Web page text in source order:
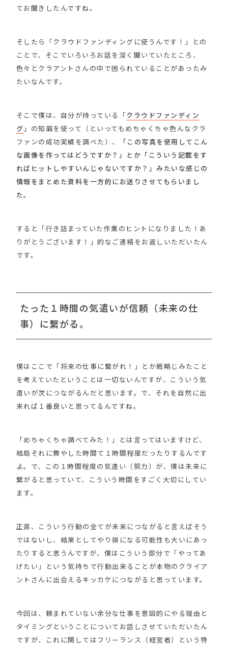
てお聞きしたんですね。
そしたら「クラウドファンディングに使うんです！」との
ことで、そこでいろいろお話を深く聞いていたところ、
色々とクラアントさんの中で困られていることがあったみ
たいなんです。
そこで僕は、自分が持っている「クラウドファンディン
グ 」の知識を使って（といってもめちゃくちゃ色んなクラ
ファンの成功実績を調べた）、
「この写真を使用してこん
な画像を作ってはどうですか？」とか「こういう記載をす
ればヒットしやすいんじゃないですか？」みたいな感じの
情報をまとめた資料を一方的にお送りさせてもらいまし
た。
すると「行き詰まっていた作業のヒントになりました！あ
りがとうございます！」的なご連絡をお返しいただいたん
です。
たった１時間の気遣いが信頼（未来の仕
事）に繋がる。
僕はここで「将来の仕事に繋がれ！」とか戦略じみたこと
を考えていたということは一切ないんですが、こういう気
遣いが次につながるんだと思います。で、それを自然に出
来れば１番良いと思ってるんですね。
「めちゃくちゃ調べてみた！」とは言ってはいますけど、
結局それに費やした時間て１時間程度だったりするんです
よ。で、この１時間程度の気遣い（努力）が、僕は未来に
繋がると思っていて、こういう時間をすごく大切にしてい
ます。
正直、こういう行動の全てが未来につながると言えばそう
ではないし、結果としてやり損になる可能性も大いにあっ
たりすると思うんですが、僕はこういう部分で「やってあ
げたい」という気持ちで行動出来ることが本物のクライア
ントさんに出会えるキッカケにつながると思っています。
今回は、頼まれていない余分な仕事を意図的にやる理由と
タイミングということについてお話しさせていただいたん
ですが、これに関してはフリーランス（経営者）という特